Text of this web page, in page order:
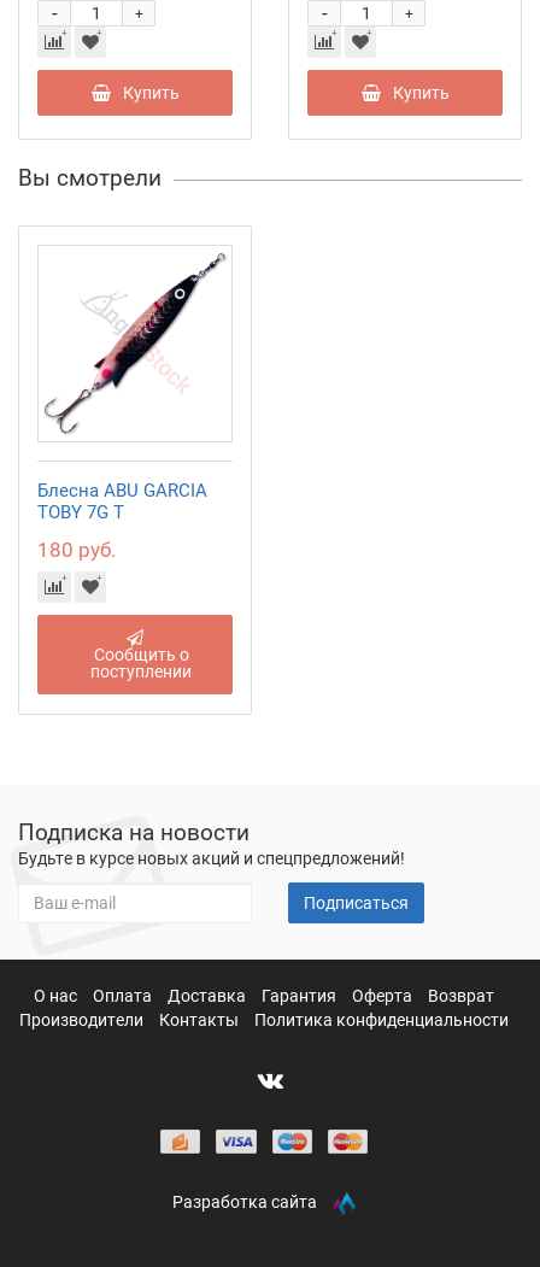
+
-
Купить
+
-
Купить
Вы смотрели
Блесна ABU GARCIA
TOBY 7G T
180 руб.
Сообщить о
поступлении
Подписка на новости
Будьте в курсе новых акций и спецпредложений!
Подписаться
О нас Оплата Доставка Гарантия Оферта
Возврат
Производители
Контакты Политика конфиденциальности
Разработка сайта